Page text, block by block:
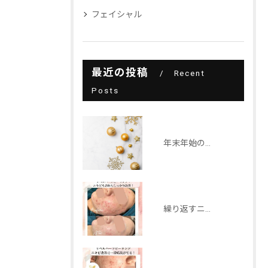
フェイシャル
最近の投稿
Recent
Posts